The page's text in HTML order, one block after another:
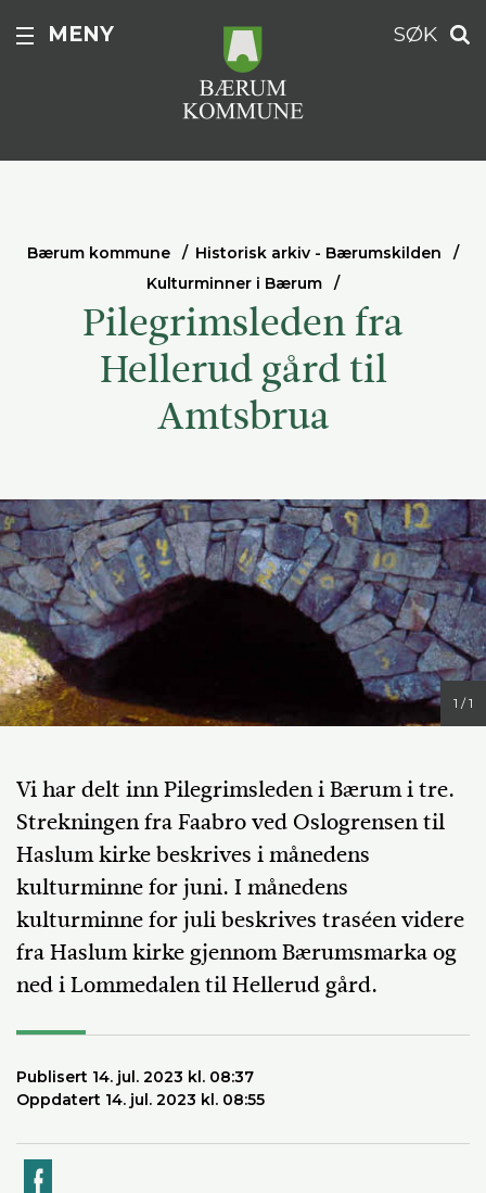
MENY SØK
Bærum kommune
Historisk arkiv - Bærumskilden
Kulturminner i Bærum
Pilegrimsleden fra
Hellerud gård til
Amtsbrua
1 / 1
Vi har delt inn Pilegrimsleden i Bærum i tre.
Strekningen fra Faabro ved Oslogrensen til
Haslum kirke beskrives i månedens
kulturminne for juni. I månedens
kulturminne for juli beskrives traséen videre
fra Haslum kirke gjennom Bærumsmarka og
ned i Lommedalen til Hellerud gård.
Publisert 14. jul. 2023 kl. 08:37
Oppdatert 14. jul. 2023 kl. 08:55